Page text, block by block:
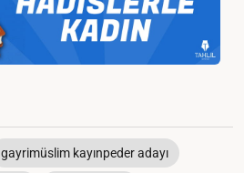
gayrimüslim kayınpeder adayı